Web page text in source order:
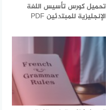
تحميل كورس تأسيس اللغة
الإنجليزية للمبتدئين PDF